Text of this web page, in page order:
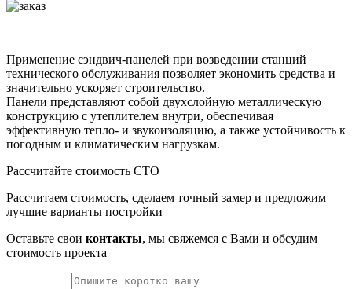
Применение сэндвич-панелей при возведении станций
технического обслуживания позволяет экономить средства и
значительно ускоряет строительство.
Панели представляют собой двухслойную металлическую
конструкцию с утеплителем внутри, обеспечивая
эффективную тепло- и звукоизоляцию, а также устойчивость к
погодным и климатическим нагрузкам.
Рассчитайте стоимость СТО
Рассчитаем стоимость, сделаем точный замер и предложим
лучшие варианты постройки
Оставьте свои контакты, мы свяжемся с Вами и обсудим
стоимость проекта